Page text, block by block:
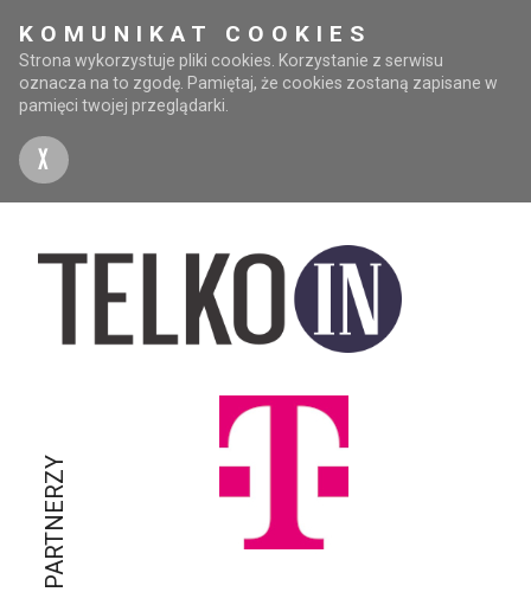
KOMUNIKAT COOKIES
Strona wykorzystuje pliki cookies. Korzystanie z serwisu
oznacza na to zgodę. Pamiętaj, że cookies zostaną zapisane w
pamięci twojej przeglądarki.
X
PARTNERZY